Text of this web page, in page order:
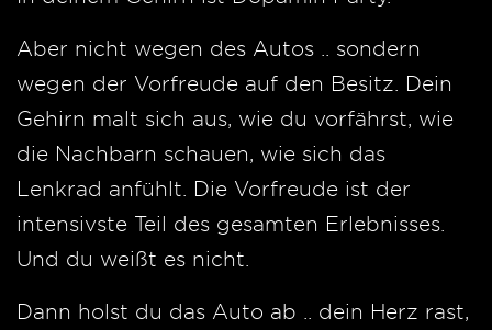
Aber nicht wegen des Autos .. sondern
wegen der Vorfreude auf den Besitz. Dein
Gehirn malt sich aus, wie du vorfährst, wie
die Nachbarn schauen, wie sich das
Lenkrad anfühlt. Die Vorfreude ist der
intensivste Teil des gesamten Erlebnisses.
Und du weißt es nicht.
Dann holst du das Auto ab .. dein Herz rast,